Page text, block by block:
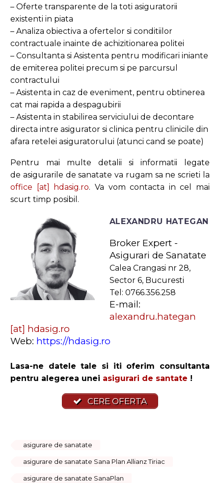
– Oferte transparente de la toti asiguratorii
existenti in piata
– Analiza obiectiva a ofertelor si conditiilor
contractuale inainte de achizitionarea politei
– Consultanta si Asistenta pentru modificari iniante
de emiterea politei precum si pe parcursul
contractului
– Asistenta in caz de eveniment, pentru obtinerea
cat mai rapida a despagubirii
– Asistenta in stabilirea serviciului de decontare
directa intre asigurator si clinica pentru clinicile din
afara retelei asiguratorului (atunci cand se poate)
Pentru mai multe detalii si informatii legate
de asigurarile de sanatate va rugam sa ne scrieti la
office [at] hdasig.ro. Va vom contacta in cel mai
scurt timp posibil.
ALEXANDRU HATEGAN
Broker Expert -
Asigurari de Sanatate
Calea Crangasi nr 28,
Sector 6, Bucuresti
Tel: 0766.356.258
E-mail:
alexandru.hategan
[at] hdasig.ro
Web: https://hdasig.ro
Lasa-ne datele tale si iti oferim consultanta
pentru alegerea unei asigurari de santate !
CERE OFERTA
asigurare de sanatate
asigurare de sanatate Sana Plan Allianz Tiriac
asigurare de sanatate SanaPlan